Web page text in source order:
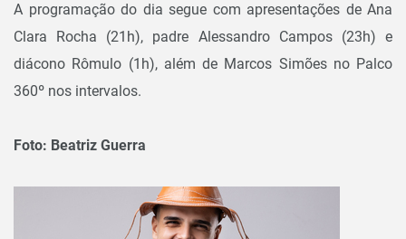
A programação do dia segue com apresentações de Ana
Clara Rocha (21h), padre Alessandro Campos (23h) e
diácono Rômulo (1h), além de Marcos Simões no Palco
360º nos intervalos.
Foto: Beatriz Guerra